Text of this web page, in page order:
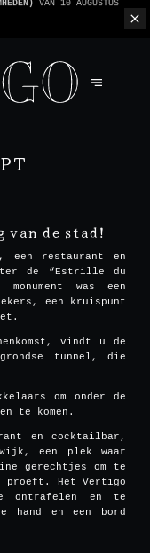
-
van de stad!
een restaurant en
de “Estrille du
was een
een kruispunt
vindt u de
tunnel, die
om onder de
te komen.
en cocktailbar,
een plek waar
gerechtjes om te
Het Vertigo
ontrafelen en te
hand en een bord